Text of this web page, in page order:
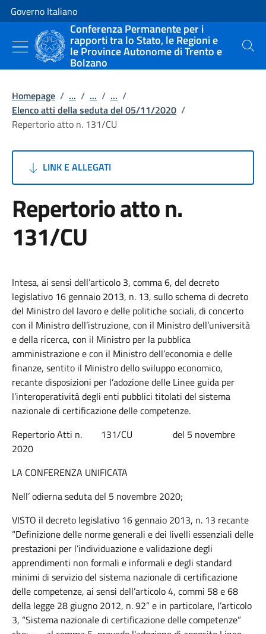
Vai al contenuto
Vai alla navigazione del sito
Governo Italiano
Conferenza Permanente per i
rapporti tra lo Stato, le Regioni e
le Province Autonome di Trento e
Bolzano
Cerca
Homepage / ... / ... / ... /
Elenco atti della seduta del 05/11/2020 /
Repertorio atto n. 131/CU
LINK E ALLEGATI
Repertorio atto n.
131/CU
Intesa, ai sensi dell’articolo 3, comma 6, del decreto
legislativo 16 gennaio 2013, n. 13, sullo schema di decreto
del Ministro del lavoro e delle politiche sociali, di concerto
con il Ministro dell’istruzione, con il Ministro dell’università
e della ricerca, con il Ministro per la pubblica
amministrazione e con il Ministro dell’economia e delle
finanze, sentito il Ministro dello sviluppo economico,
recante disposizioni per l’adozione delle Linee guida per
l’interoperatività degli enti pubblici titolati del sistema
nazionale di certificazione delle competenze.
Repertorio Atti n. 131/CU del 5 novembre
2020
LA CONFERENZA UNIFICATA
Nell’ odierna seduta del 5 novembre 2020;
VISTO il decreto legislativo 16 gennaio 2013, n. 13 recante
“Definizione delle norme generali e dei livelli essenziali delle
prestazioni per l’individuazione e validazione degli
apprendimenti non formali e informali e degli standard
minimi di servizio del sistema nazionale di certificazione
delle competenze, ai sensi dell’articolo 4, commi 58 e 68
della legge 28 giugno 2012, n. 92” e in particolare, l’articolo
3, “Sistema nazionale di certificazione delle competenze”